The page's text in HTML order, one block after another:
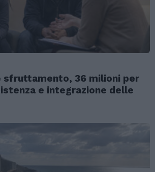
sfruttamento, 36 milioni per
e integrazione delle